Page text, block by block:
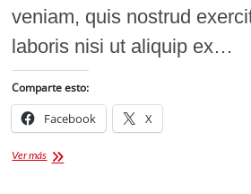
veniam, quis nostrud
laboris nisi ut aliquip ex…
Comparte esto:
Facebook X
Ver másI